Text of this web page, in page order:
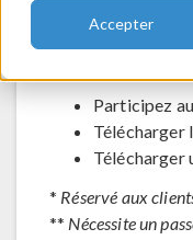
Accepter
Voir les
Accéder à
Participez
Télécharger
Télécharger
* Réservé aux
** Nécessite un